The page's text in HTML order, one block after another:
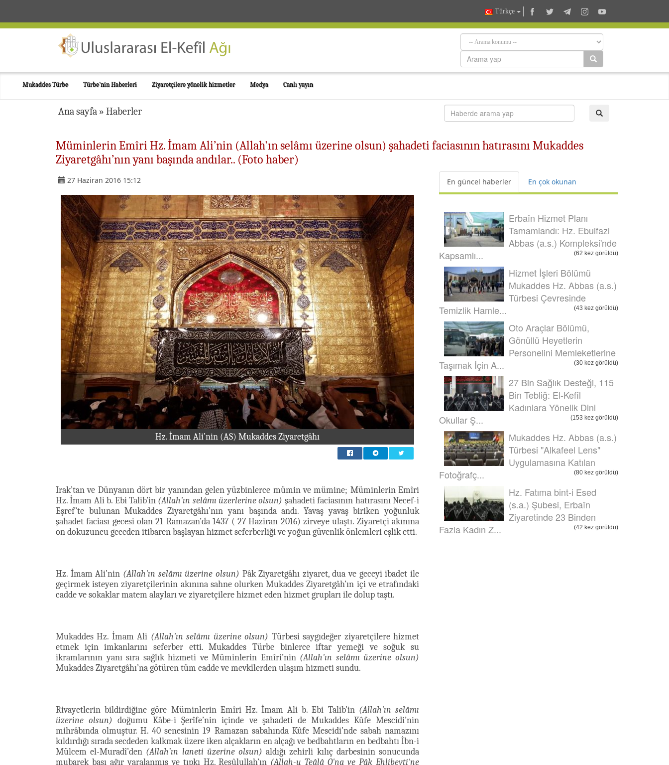
Türkçe
Mukaddes Türbe Türbe'nin Haberleri Ziyaretçilere yönelik hizmetler Medya Canlı yayın
Ana sayfa » Haberler
Müminlerin Emîri Hz. İmam Ali’nin (Allah'ın selâmı üzerine olsun) şahadeti faciasının hatırasını Mukaddes
Ziyaretgâhı’nın yanı başında andılar.. (Foto haber)
27 Haziran 2016 15:12
Hz. İmam Ali’nin (AS) Mukaddes Ziyaretgâhı
Irak’tan ve Dünyanın dört bir yanından gelen yüzbinlerce mümin ve mümine; Müminlerin Emîri
Hz. İmam Ali b. Ebi Talib’in (Allah'ın selâmı üzerlerine olsun) şahadeti faciasının hatırasını Necef-i
Eşref’te bulunan Mukaddes Ziyaretgâhı’nın yanı başında andı. Yavaş yavaş biriken yoğunluk
şahadet faciası gecesi olan 21 Ramazan’da 1437 ( 27 Haziran 2016) zirveye ulaştı. Ziyaretçi akınına
on dokuzuncu geceden itibaren başlayan hizmet seferberliği ve yoğun güvenlik önlemleri eşlik etti.
Hz. İmam Ali’nin (Allah'ın selâmı üzerine olsun) Pâk Ziyaretgâhı ziyaret, dua ve geceyi ibadet ile
geçirmek isteyen ziyaretçilerinin akınına sahne olurken Mukaddes Ziyaretgâh’ın içi ve etrafındaki
cadde ve sokaklar matem alayları ve ziyaretçilere hizmet eden hizmet grupları ile dolup taştı.
Mukaddes Hz. İmam Ali (Allah'ın selâmı üzerine olsun) Türbesi saygıdeğer ziyaretçilere hizmet
etmek için imkanlarını seferber etti. Mukaddes Türbe binlerce iftar yemeği ve soğuk su
ikramlarının yanı sıra sağlık hizmeti ve Müminlerin Emîri’nin (Allah'ın selâmı üzerine olsun)
Mukaddes Ziyaretgâhı’na götüren tüm cadde ve mevkîlerden ulaşım hizmeti sundu.
Rivayetlerin bildirdiğine göre Müminlerin Emîri Hz. İmam Ali b. Ebi Talib’in (Allah'ın selâmı
üzerine olsun) doğumu Kâbe-i Şerîfe’nin içinde ve şahadeti de Mukaddes Kûfe Mescidi’nin
mihrâbında olmuştur. H. 40 senesinin 19 Ramazan sabahında Kûfe Mescidi’nde sabah namazını
kıldırdığı sırada secdeden kalkmak üzere iken alçakların en alçağı ve bedbahtların en bedbahtı İbn-i
Mülcem el-Muradî’den (Allah’ın laneti üzerine olsun) aldığı zehirli kılıç darbesinin sonucunda
mubarek başı ağır yaralanmış ve tıpkı Hz. Resûlullah’ın (Allah-u Teâlâ O'na ve Pâk Ehlibeyti'ne
En güncel haberler En çok okunan
Erbaîn Hizmet Planı
Tamamlandı: Hz. Ebulfazl
Abbas (a.s.) Kompleksi'nde
Kapsamlı...
(62 kez görüldü)
Hizmet İşleri Bölümü
Mukaddes Hz. Abbas (a.s.)
Türbesi Çevresinde
Temizlik Hamle...
(43 kez görüldü)
Oto Araçlar Bölümü,
Gönüllü Heyetlerin
Personelini Memleketlerine
Taşımak İçin A...
(30 kez görüldü)
27 Bin Sağlık Desteği, 115
Bin Tebliğ: El-Kefîl
Kadınlara Yönelik Dini
Okullar Ş...
(153 kez görüldü)
Mukaddes Hz. Abbas (a.s.)
Türbesi "Alkafeel Lens"
Uygulamasına Katılan
Fotoğrafç...
(80 kez görüldü)
Hz. Fatıma bint-i Esed
(s.a.) Şubesi, Erbaîn
Ziyaretinde 23 Binden
Fazla Kadın Z...
(42 kez görüldü)